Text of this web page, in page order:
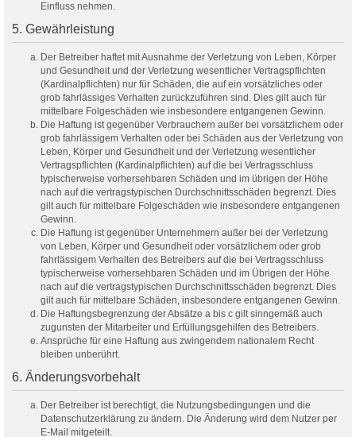
Einfluss nehmen.
5. Gewährleistung
Der Betreiber haftet mit Ausnahme der Verletzung von Leben, Körper
und Gesundheit und der Verletzung wesentlicher Vertragspflichten
(Kardinalpflichten) nur für Schäden, die auf ein vorsätzliches oder
grob fahrlässiges Verhalten zurückzuführen sind. Dies gilt auch für
mittelbare Folgeschäden wie insbesondere entgangenen Gewinn.
Die Haftung ist gegenüber Verbrauchern außer bei vorsätzlichem oder
grob fahrlässigem Verhalten oder bei Schäden aus der Verletzung von
Leben, Körper und Gesundheit und der Verletzung wesentlicher
Vertragspflichten (Kardinalpflichten) auf die bei Vertragsschluss
typischerweise vorhersehbaren Schäden und im übrigen der Höhe
nach auf die vertragstypischen Durchschnittsschäden begrenzt. Dies
gilt auch für mittelbare Folgeschäden wie insbesondere entgangenen
Gewinn.
Die Haftung ist gegenüber Unternehmern außer bei der Verletzung
von Leben, Körper und Gesundheit oder vorsätzlichem oder grob
fahrlässigem Verhalten des Betreibers auf die bei Vertragsschluss
typischerweise vorhersehbaren Schäden und im Übrigen der Höhe
nach auf die vertragstypischen Durchschnittsschäden begrenzt. Dies
gilt auch für mittelbare Schäden, insbesondere entgangenen Gewinn.
Die Haftungsbegrenzung der Absätze a bis c gilt sinngemäß auch
zugunsten der Mitarbeiter und Erfüllungsgehilfen des Betreibers.
Ansprüche für eine Haftung aus zwingendem nationalem Recht
bleiben unberührt.
6. Änderungsvorbehalt
Der Betreiber ist berechtigt, die Nutzungsbedingungen und die
Datenschutzerklärung zu ändern. Die Änderung wird dem Nutzer per
E-Mail mitgeteilt.